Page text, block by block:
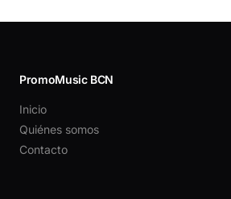
PromoMusic BCN
Inicio
Quiénes somos
Contacto